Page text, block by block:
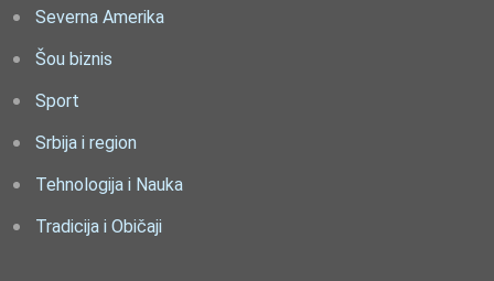
Severna Amerika
Šou biznis
Sport
Srbija i region
Tehnologija i Nauka
Tradicija i Običaji